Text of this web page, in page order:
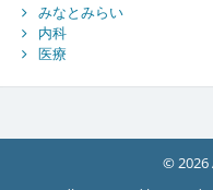
みなとみらい
内科
医療
© 2026